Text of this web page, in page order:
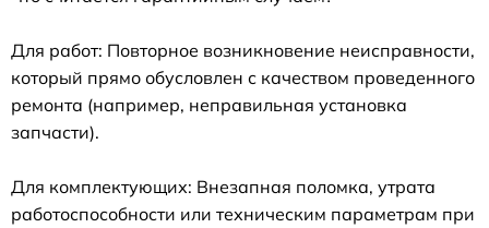
Для работ: Повторное возникновение неисправности,
который прямо обусловлен с качеством проведенного
ремонта (например, неправильная установка
запчасти).
Для комплектующих: Внезапная поломка, утрата
работоспособности или техническим параметрам при